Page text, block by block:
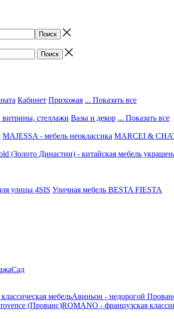
Кабинет Прихожая ... Показать все
стеллажи Вазы и декор ... Показать все
MAJESSA - мебель неоклассика MARCEI &
(Золото Династии) - китайская мебель
улицы 4SIS Уличная мебель BESTA FIESTA
Сад
мебельАвиньон - недорогой
(Прованс)ROMANO - французская